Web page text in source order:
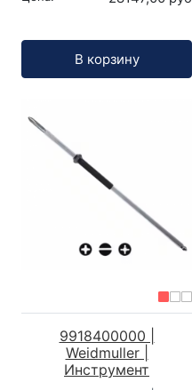
В корзину
9918400000 |
Weidmuller |
Инструмент